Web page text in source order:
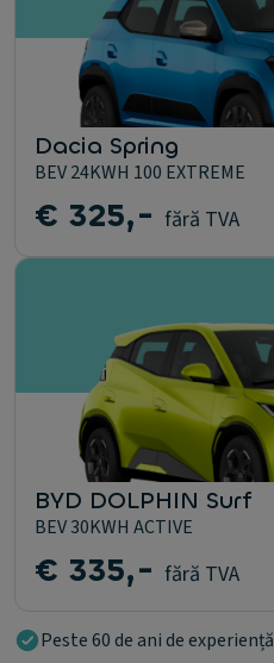
Dacia Spring
BEV 24KWH 100 EXTREME
€ 325,- fără TVA
BYD DOLPHIN Surf
BEV 30KWH ACTIVE
€ 335,- fără TVA
Peste 60 de ani de experiență